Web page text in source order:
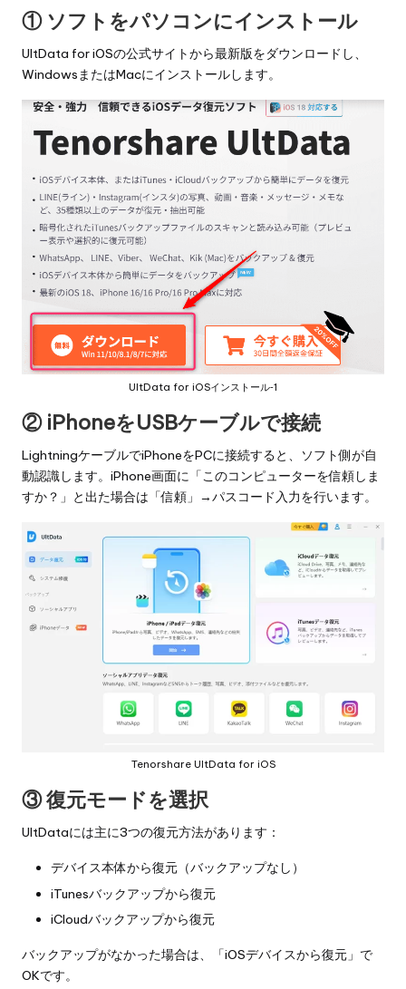
① ソフトをパソコンにインストール
UltData for iOSの公式サイトから最新版をダウンロードし、
WindowsまたはMacにインストールします。
UltData for iOSインストール‐1
② iPhoneをUSBケーブルで接続
LightningケーブルでiPhoneをPCに接続すると、ソフト側が自
動認識します。iPhone画面に「このコンピューターを信頼しま
すか？」と出た場合は「信頼」→パスコード入力を行います。
Tenorshare UltData for iOS
③ 復元モードを選択
UltDataには主に3つの復元方法があります：
デバイス本体から復元（バックアップなし）
iTunesバックアップから復元
iCloudバックアップから復元
バックアップがなかった場合は、「iOSデバイスから復元」で
OKです。